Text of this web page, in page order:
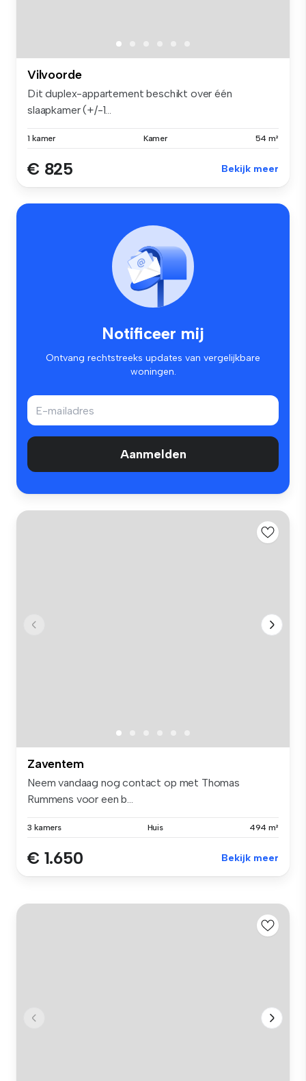
Vilvoorde
Dit duplex-appartement beschikt over één
slaapkamer (+/-1...
1 kamer Kamer 54 m²
€ 825 Bekijk meer
Notificeer mij
Ontvang rechtstreeks updates van vergelijkbare
woningen.
Aanmelden
Zaventem
Neem vandaag nog contact op met Thomas
Rummens voor een b...
3 kamers Huis 494 m²
€ 1.650 Bekijk meer